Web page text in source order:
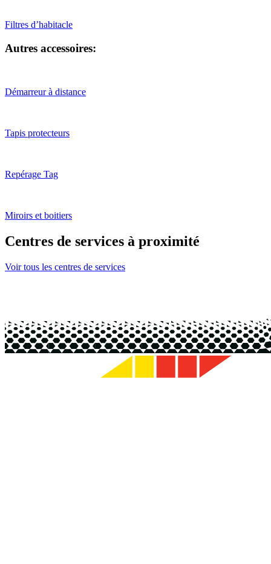
Filtres d’habitacle
Autres accessoires:
Démarreur à distance
Tapis protecteurs
Repérage Tag
Miroirs et boitiers
Centres de services à proximité
Voir tous les centres de services